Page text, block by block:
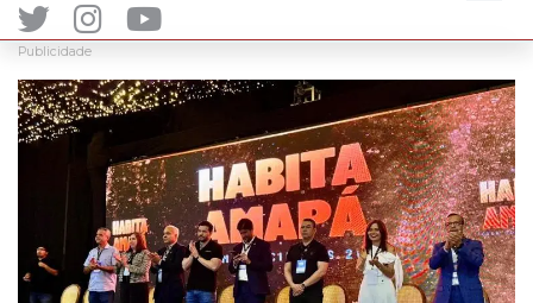
Publicidade